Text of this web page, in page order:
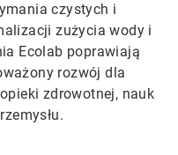
czystych i
zużycia wody i
Ecolab poprawiają
rozwój dla
zdrowotnej, nauk